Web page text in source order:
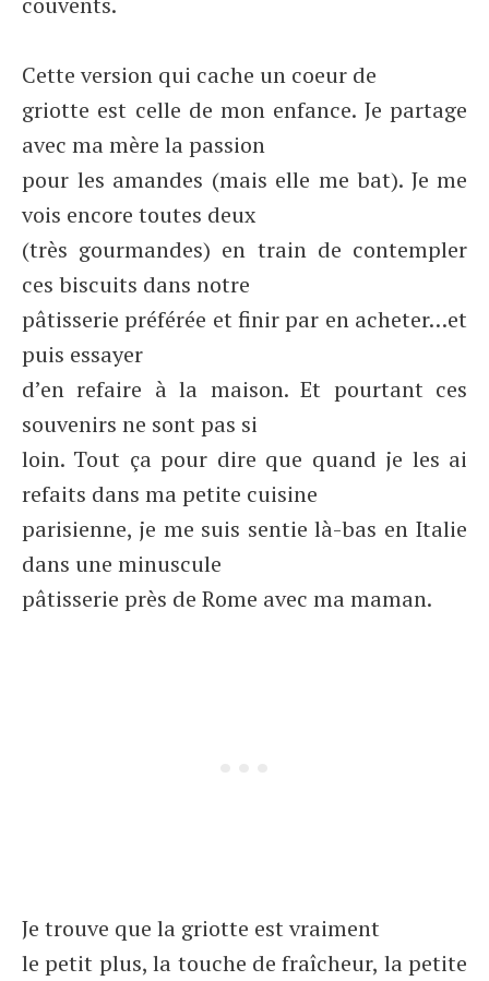
Cette version qui cache un coeur de
griotte est celle de mon enfance. Je partage
avec ma mère la passion
pour les amandes (mais elle me bat). Je me
vois encore toutes deux
(très gourmandes) en train de contempler
ces biscuits dans notre
pâtisserie préférée et finir par en acheter…et
puis essayer
d’en refaire à la maison. Et pourtant ces
souvenirs ne sont pas si
loin. Tout ça pour dire que quand je les ai
refaits dans ma petite cuisine
parisienne, je me suis sentie là-bas en Italie
dans une minuscule
pâtisserie près de Rome avec ma maman.
Je trouve que la griotte est vraiment
le petit plus, la touche de fraîcheur, la petite